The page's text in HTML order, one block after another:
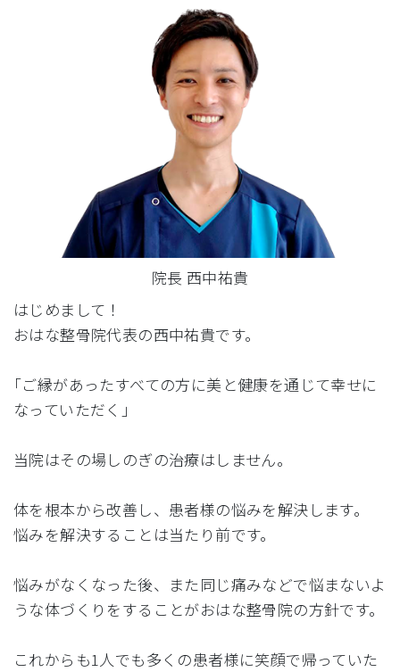
院長 西中祐貴
はじめまして！
おはな整骨院代表の西中祐貴です。
｢ご縁があったすべての方に美と健康を通じて幸せに
なっていただく｣
当院はその場しのぎの治療はしません。
体を根本から改善し、患者様の悩みを解決します。
悩みを解決することは当たり前です。
悩みがなくなった後、また同じ痛みなどで悩まないよ
うな体づくりをすることがおはな整骨院の方針です。
これからも1人でも多くの患者様に笑顔で帰っていた